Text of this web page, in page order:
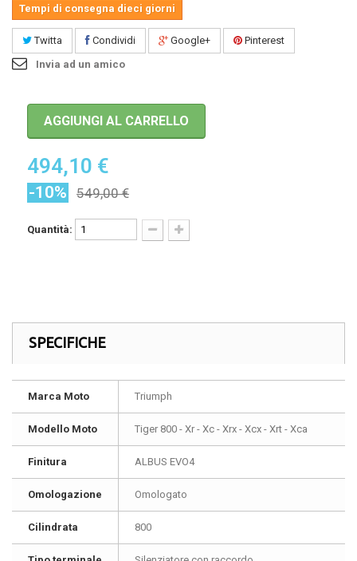
Tempi di consegna dieci giorni
Twitta Condividi Google+
Pinterest
Invia ad un amico
AGGIUNGI AL CARRELLO
494,10 €
-10% 549,00 €
Quantità:
SPECIFICHE
Marca Moto Triumph
Modello Moto Tiger 800 - Xr - Xc - Xrx - Xcx - Xrt - Xca
Finitura ALBUS EVO4
Omologazione Omologato
Cilindrata 800